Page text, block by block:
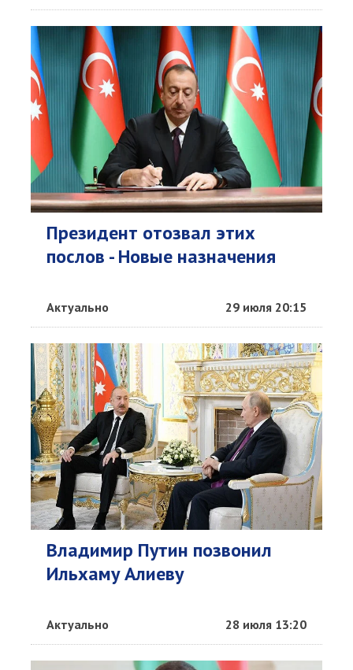
Президент отозвал этих
послов - Новые назначения
Актуально 29 июля 20:15
Владимир Путин позвонил
Ильхаму Алиеву
Актуально 28 июля 13:20